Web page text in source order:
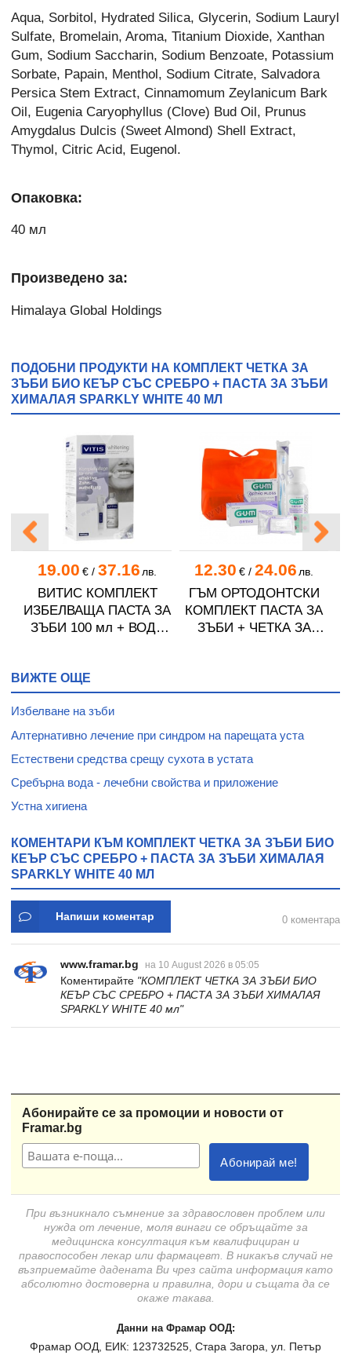
Aqua, Sorbitol, Hydrated Silica, Glycerin, Sodium Lauryl
Sulfate, Bromelain, Aroma, Titanium Dioxide, Xanthan
Gum, Sodium Saccharin, Sodium Benzoate, Potassium
Sorbate, Papain, Menthol, Sodium Citrate, Salvadora
Persica Stem Extract, Cinnamomum Zeylanicum Bark
Oil, Eugenia Caryophyllus (Clove) Bud Oil, Prunus
Amygdalus Dulcis (Sweet Almond) Shell Extract,
Thymol, Citric Acid, Eugenol.
Опаковка:
40 мл
Произведено за:
Himalaya Global Holdings
ПОДОБНИ ПРОДУКТИ НА КОМПЛЕКТ ЧЕТКА ЗА
ЗЪБИ БИО КЕЪР СЪС СРЕБРО + ПАСТА ЗА ЗЪБИ
ХИМАЛАЯ SPARKLY WHITE 40 МЛ
19.00 €/ 37.16 лв.
ВИТИС КОМПЛЕКТ
ИЗБЕЛВАЩА ПАСТА ЗА
ЗЪБИ 100 мл + ВОДА
12.30 €/ 24.06 лв.
ГЪМ ОРТОДОНТСКИ
КОМПЛЕКТ ПАСТА ЗА
ЗЪБИ + ЧЕТКА ЗА
ЗЪБИ + ТАБЛЕТКИ
ВИЖТЕ ОЩЕ
Избелване на зъби
Алтернативно лечение при синдром на парещата уста
Естествени средства срещу сухота в устата
Сребърна вода - лечебни свойства и приложение
Устна хигиена
КОМЕНТАРИ КЪМ КОМПЛЕКТ ЧЕТКА ЗА ЗЪБИ БИО
КЕЪР СЪС СРЕБРО + ПАСТА ЗА ЗЪБИ ХИМАЛАЯ
SPARKLY WHITE 40 МЛ
Напиши коментар 0 коментара
www.framar.bg на 10 August 2026 в 05:05
Коментирайте "КОМПЛЕКТ ЧЕТКА ЗА ЗЪБИ БИО
КЕЪР СЪС СРЕБРО + ПАСТА ЗА ЗЪБИ ХИМАЛАЯ
SPARKLY WHITE 40 мл"
Абонирайте се за промоции и новости от
Framar.bg
При възникнало съмнение за здравословен проблем или
нужда от лечение, моля винаги се обръщайте за
медицинска консултация към квалифициран и
правоспособен лекар или фармацевт. В никакъв случай не
възприемайте дадената Ви чрез сайта информация като
абсолютно достоверна и правилна, дори и същата да се
окаже такава.
Данни на Фрамар ООД:
Фрамар ООД, ЕИК: 123732525, Стара Загора, ул. Петър